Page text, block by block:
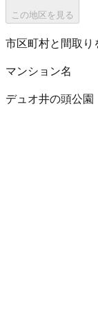
この地区を見る
市区町村と間取り
マンション名
デュオ井の頭公園